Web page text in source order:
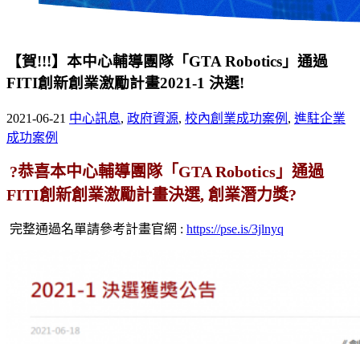
【賀!!!】本中心輔導團隊「GTA Robotics」通過
FITI創新創業激勵計畫2021-1 決選!
2021-06-21 中心訊息, 政府資源, 校內創業成功案例 , 進駐企業
成功案例
?恭喜本中心輔導團隊「GTA Robotics」通過
FITI創新創業激勵計畫決選, 創業潛力獎?
完整通過名單請參考計畫官網 : https://pse.is/3jlnyq